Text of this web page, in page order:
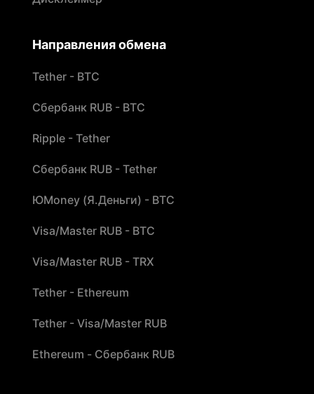
Направления обмена
Tether - BTC
Сбербанк RUB - BTC
Ripple - Tether
Сбербанк RUB - Tether
ЮMoney (Я.Деньги) - BTC
Visa/Master RUB - BTC
Visa/Master RUB - TRX
Tether - Ethereum
Tether - Visa/Master RUB
Ethereum - Сбербанк RUB